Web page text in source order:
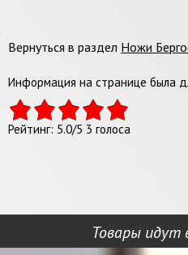
Вернуться в раздел Ножи
Информация на странице была
Рейтинг: 5.0/5 3 голоса
Товары идут